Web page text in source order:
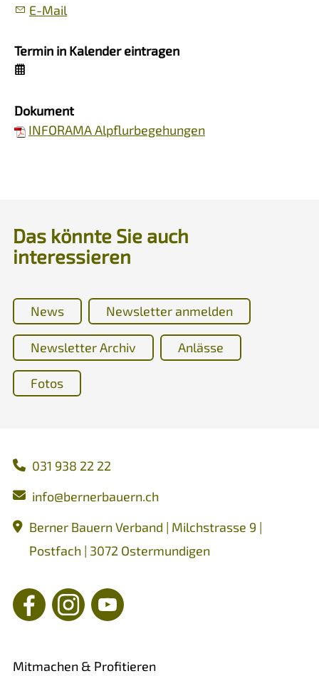
E-Mail
Termin in Kalender eintragen
Dokument
INFORAMA Alpflurbegehungen
Das könnte Sie auch
interessieren
News Newsletter anmelden
Newsletter Archiv Anlässe
Fotos
031 938 22 22
nf
b rn rb rn ch
Berner Bauern Verband | Milchstrasse 9 |
Postfach | 3072 Ostermundigen
Mitmachen & Profitieren